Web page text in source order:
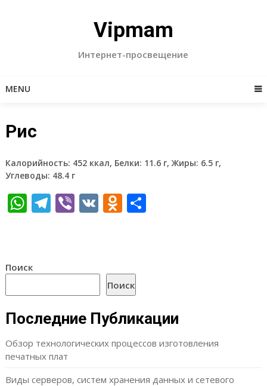
Vipmam
Интернет-просвещение
MENU
Рис
Калорийность: 452 ккал, Белки: 11.6 г, Жиры: 6.5 г,
Углеводы: 48.4 г
WhatsApp
Telegram
Viber
VKOdnoklassniki
Отправить
Поиск
Поиск
Последние Публикации
Обзор технологических процессов изготовления
печатных плат
Виды серверов, систем хранения данных и сетевого